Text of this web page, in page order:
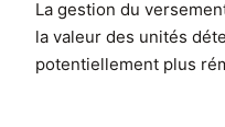
La gestion du
la valeur des unités
potentiellement plus